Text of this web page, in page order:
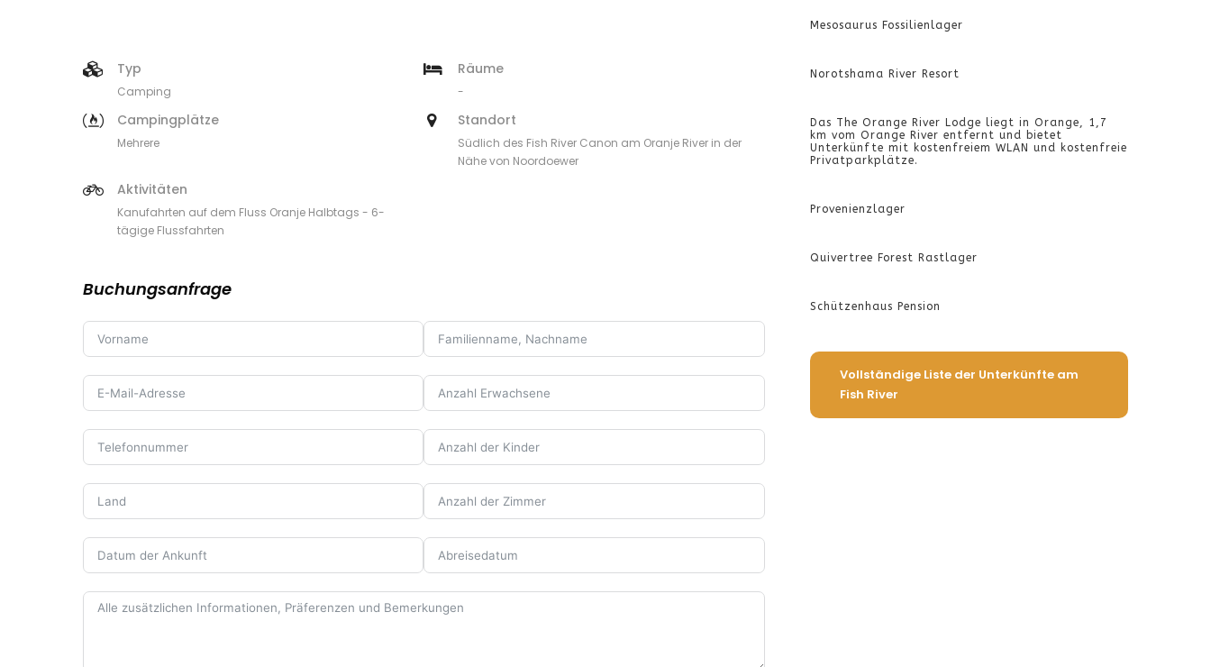
Typ
Camping
Räume
-
Campingplätze
Mehrere
Standort
Südlich des Fish River Canon am Oranje River in der
Nähe von Noordoewer
Aktivitäten
Kanufahrten auf dem Fluss Oranje Halbtags - 6-
tägige Flussfahrten
Buchungsanfrage
Mesosaurus Fossilienlager
Norotshama River Resort
Das The Orange River Lodge liegt in Orange, 1,7
km vom Orange River entfernt und bietet
Unterkünfte mit kostenfreiem WLAN und kostenfreie
Privatparkplätze.
Provenienzlager
Quivertree Forest Rastlager
Schützenhaus Pension
Vollständige Liste der Unterkünfte am
Fish River